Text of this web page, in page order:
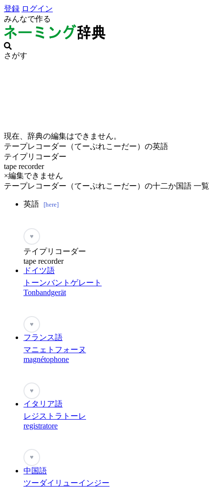
登録 ログイン
みんなで作る
さがす
現在、辞典の編集はできません。
テープレコーダー（てーぷれこーだー）の英語
テイプリコーダー
tape recorder
×編集できません
テープレコーダー（てーぷれこーだー）の十二か国語 一覧
英語 [here]
♥
テイプリコーダー
tape recorder
ドイツ語
トーンバントゲレート
Tonbandgerät
♥
フランス語
マニェトフォーヌ
magnétophone
♥
イタリア語
レジストラトーレ
registratore
♥
中国語
ツーダイリューインジー